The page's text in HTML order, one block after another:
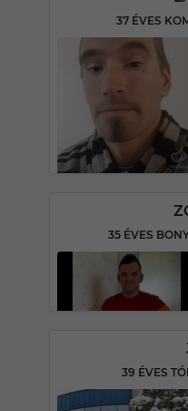
37 ÉVES
35 ÉVES
39 ÉVES